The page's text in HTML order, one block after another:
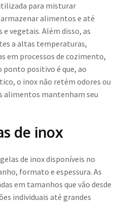
para misturar
alimentos e até
vegetais. Além disso, as
a altas temperaturas,
em processos de cozimento,
positivo é que, ao
o inox não retém odores ou
alimentos mantenham seu
de inox
de inox disponíveis no
formato e espessura. As
em tamanhos que vão desde
individuais até grandes